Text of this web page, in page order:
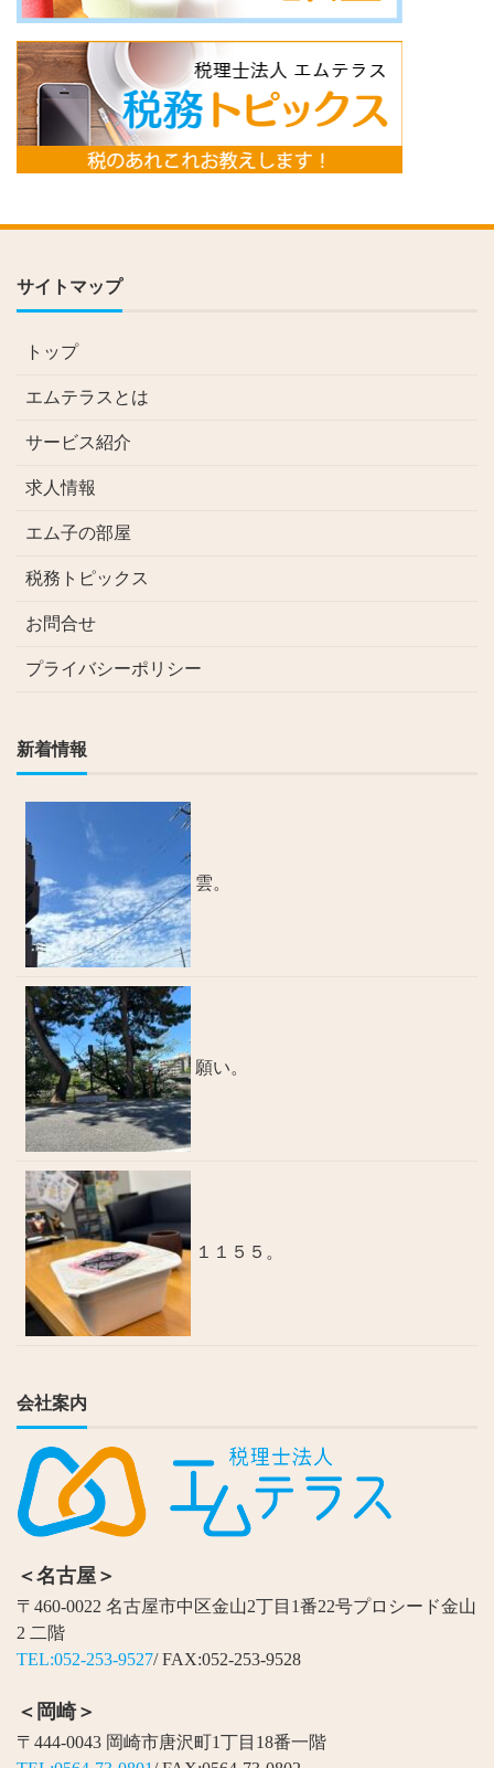
サイトマップ
トップ
エムテラスとは
サービス紹介
求人情報
エム子の部屋
税務トピックス
お問合せ
プライバシーポリシー
新着情報
雲。
願い。
１１５５。
会社案内
＜名古屋＞
〒460-0022 名古屋市中区金山2丁目1番22号プロシード金山
2 二階
TEL:052-253-9527/ FAX:052-253-9528
＜岡崎＞
〒444-0043 岡崎市唐沢町1丁目18番一階